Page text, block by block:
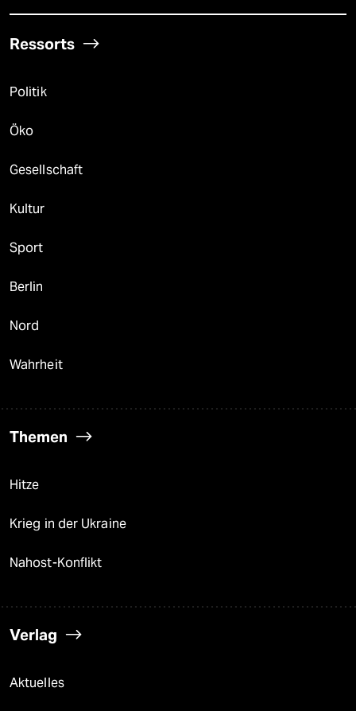
Ressorts
Politik
Öko
Gesellschaft
Kultur
Sport
Berlin
Nord
Wahrheit
Themen
Hitze
Krieg in der Ukraine
Nahost-Konflikt
Verlag
Aktuelles